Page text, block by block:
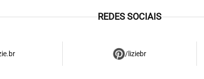
REDES SOCIAIS
/liziebr